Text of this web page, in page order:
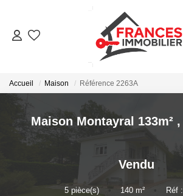
GESTION LOCATIVE
ESTIMATION
Accueil Maison Référence 2263A
Maison Montayral 133m² ,
Vendu
5 pièce(s) 140 m² Réf